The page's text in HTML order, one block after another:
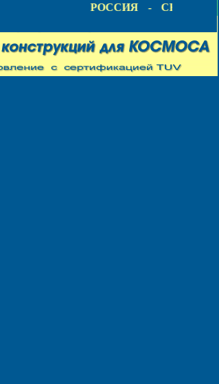
РОССИЯ - СНГ -